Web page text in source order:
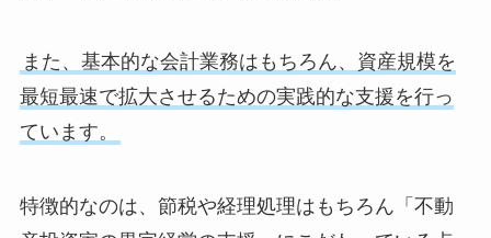
また、基本的な会計業務はもちろん、資産規模を
最短最速で拡大させるための実践的な支援を行っ
ています。
特徴的なのは、節税や経理処理はもちろん「不動